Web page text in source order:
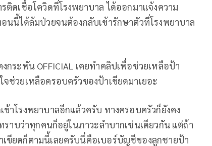
ดเชื้อโควิดที่โรงพยาบาล ได้ออกมาแจ้งความ
นนี้ได้ล้มป่วยจนต้องกลับเข้ารักษาตัวที่โรงพยาบาล
ระพัน OFFICIAL เคยทำคลิปเพื่อช่วยเหลือป้า
ช่วยเหลือครอบครัวของป้าเขียดมาเยอะ
าโรงพยาบาลอีกแล้วครับ ทางครอบครัวก็ยังคง
ราบว่าทุกคนก็อยู่ในภาวะลำบากเช่นเดียวกัน แต่ถ้า
ขียดก็ตามนี้เลยครับนี่คือเบอร์บัญชีของลูกชายป้า